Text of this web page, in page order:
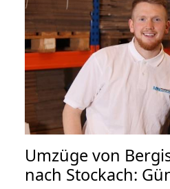
Umzüge von
nach Stockach: